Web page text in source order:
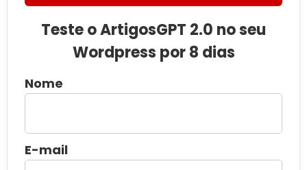
Teste o ArtigosGPT 2.0 no seu
Wordpress por 8 dias
Nome
E-mail